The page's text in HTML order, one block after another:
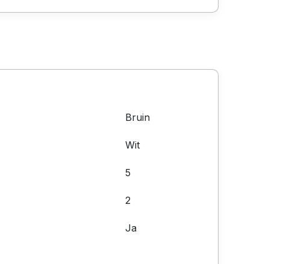
Bruin
Wit
5
2
Ja